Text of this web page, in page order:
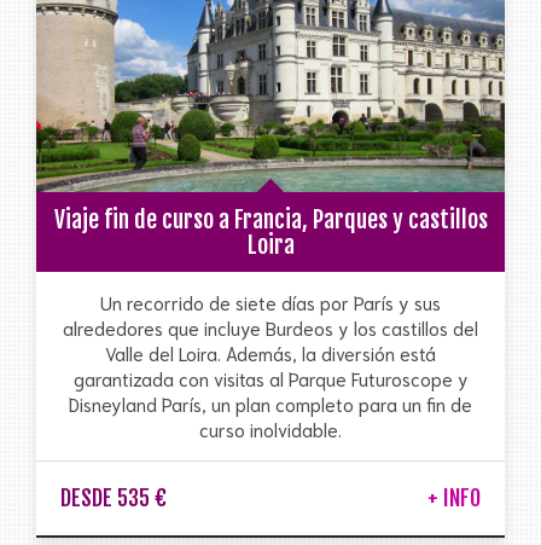
Viaje fin de curso a Francia, Parques y castillos
Loira
Un recorrido de siete días por París y sus
alrededores que incluye Burdeos y los castillos del
Valle del Loira. Además, la diversión está
garantizada con visitas al Parque Futuroscope y
Disneyland París, un plan completo para un fin de
curso inolvidable.
DESDE 535 € + INFO